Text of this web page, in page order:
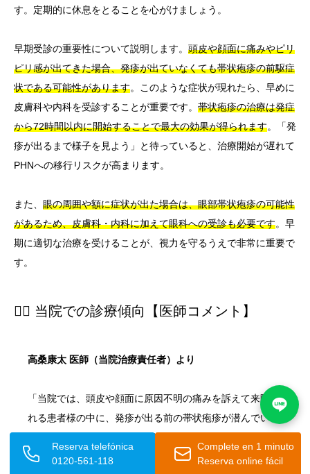
す。定期的に休息をとることを心がけましょう。
早期受診の重要性について説明します。 頭皮や顔面に痛みやピリ
ピリ感が出てきた場合、発疹が出ていなくても帯状疱疹の前駆症
状である可能性があります。このような症状が現れたら、早めに
皮膚科や内科を受診することが重要です。 帯状疱疹の治療は発症
から72時間以内に開始することで最大の効果が得られます。「発
疹が出るまで様子を見よう」と待っていると、治療開始が遅れて
PHNへの移行リスクが高まります。
また、 眼の周囲や額に症状が出た場合は、眼部帯状疱疹の可能性
があるため、皮膚科・内科に加えて眼科への受診も必要です。早
期に適切な治療を受けることが、視力を守るうえで非常に重要で
す。
👨‍⚕️ 当院での診療傾向【医師コメント】
高桑康太 医師（当院治療責任者）より
「当院では、頭皮や顔面に原因不明の痛みを訴えて来院さ
れる患者様の中に、発疹が出る前の帯状疱疹が潜んでいる
ケースが少なくなく、早期診断の難しさを日々実感してお
ります。特に三叉神経領域の帯状疱疹は眼への深刻な合併
Reserva telefónica
0120-561-118
Complete en 1 minuto
Reserva online fácil